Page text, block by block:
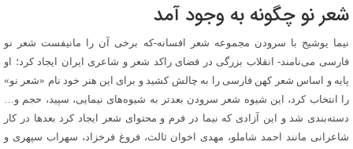
شعر نو چگونه به وجود آمد
نیما یوشیج با سرودن مجموعه شعر افسانه-که برخی آن را مانیفست شعر نو
فارسی می‌نامند- انقلاب بزرگی در فضای راکد شعر و شاعری ایران ایجاد کرد؛ او
پایه و اساس شعر کهن فارسی را به چالش کشید و برای این هنر خود نام «شعر نو»
را انتخاب کرد، این شیوه شعر سرودن بعدتر به شیوه‌های نیمایی، سپید، حجم و…
دسته‌بندی شد و این آزادی که نیما در فرم و محتوای شعر ایجاد کرد بعدها در کار
شاعرانی مانند احمد شاملو، مهدی اخوان ثالث، فروغ فرخزاد، سهراب سپهری و